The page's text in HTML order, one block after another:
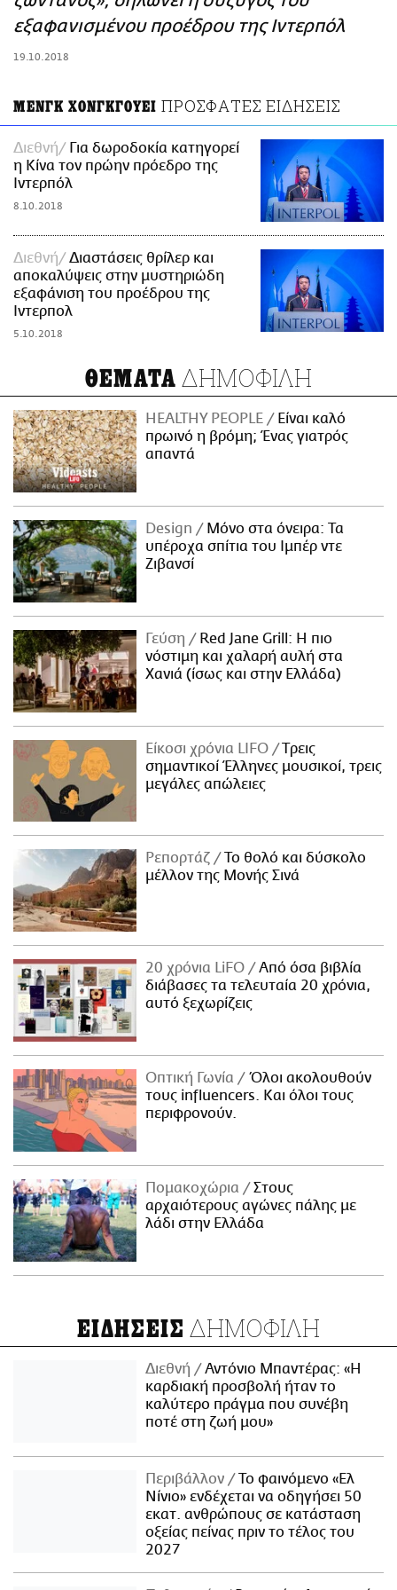
ΑΜΠΑ
εξαφανισμένου προέδρου της Ιντερπόλ
19.10.2018
ΜΕΝΓΚ ΧΟΝΓΚΓΟΥΕΙ ΠΡΟΣΦΑΤΕΣ ΕΙΔΗΣΕΙΣ
Διεθνή
Για δωροδοκία κατηγορεί
η Κίνα τον πρώην πρόεδρο της
Ιντερπόλ
8.10.2018
Διεθνή
Διαστάσεις θρίλερ και
αποκαλύψεις στην μυστηριώδη
εξαφάνιση του προέδρου της
Ιντερπολ
5.10.2018
ΘΕΜΑΤΑ ΔΗΜΟΦΙΛΗ
HEALTHY PEOPLE
Είναι καλό
πρωινό η βρόμη; Ένας γιατρός
απαντά
Design
Μόνο στα όνειρα: Τα
υπέροχα σπίτια του Ιμπέρ ντε
Ζιβανσί
Γεύση
Red Jane Grill: Η πιο
νόστιμη και χαλαρή αυλή στα
Χανιά (ίσως και στην Ελλάδα)
Είκοσι χρόνια LIFO
Tρεις
σημαντικοί Έλληνες μουσικοί, τρεις
μεγάλες απώλειες
Ρεπορτάζ
Το θολό και δύσκολο
μέλλον της Μονής Σινά
20 χρόνια LiFO
Από όσα βιβλία
διάβασες τα τελευταία 20 χρόνια,
αυτό ξεχωρίζεις
Οπτική Γωνία
Όλοι ακολουθούν
τους influencers. Και όλοι τους
περιφρονούν.
Πομακοχώρια
Στους
αρχαιότερους αγώνες πάλης με
λάδι στην Ελλάδα
ΕΙΔΗΣΕΙΣ ΔΗΜΟΦΙΛΗ
Διεθνή
Αντόνιο Μπαντέρας: «Η
καρδιακή προσβολή ήταν το
καλύτερο πράγμα που συνέβη
ποτέ στη ζωή μου»
Περιβάλλον
Το φαινόμενο «Ελ
Νίνιο» ενδέχεται να οδηγήσει 50
εκατ. ανθρώπους σε κατάσταση
οξείας πείνας πριν το τέλος του
2027